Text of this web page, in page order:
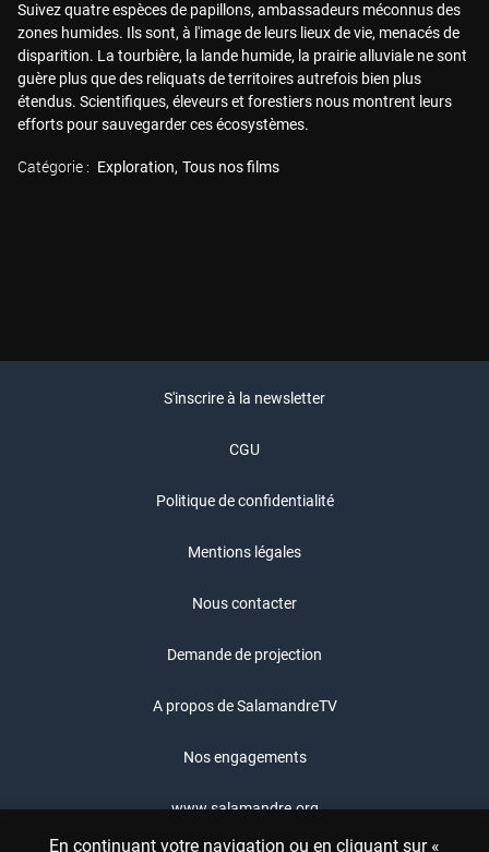
Suivez quatre espèces de papillons, ambassadeurs méconnus des
zones humides. Ils sont, à l'image de leurs lieux de vie, menacés de
disparition. La tourbière, la lande humide, la prairie alluviale ne sont
guère plus que des reliquats de territoires autrefois bien plus
étendus. Scientifiques, éleveurs et forestiers nous montrent leurs
efforts pour sauvegarder ces écosystèmes.
Catégorie : Exploration Tous nos films
S'inscrire à la newsletter
CGU
Politique de confidentialité
Mentions légales
Nous contacter
Demande de projection
A propos de SalamandreTV
Nos engagements
www.salamandre.org
En continuant votre navigation ou en cliquant sur «